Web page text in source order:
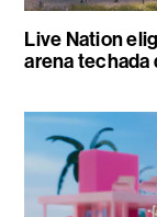
Live Nation
arena techada